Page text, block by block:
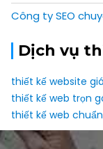
Công ty SEO
Dịch vụ
thiết kế website
thiết kế web trọn
thiết kế web chuẩn